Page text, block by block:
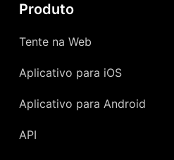
Produto
Tente na Web
Aplicativo para iOS
Aplicativo para Android
API